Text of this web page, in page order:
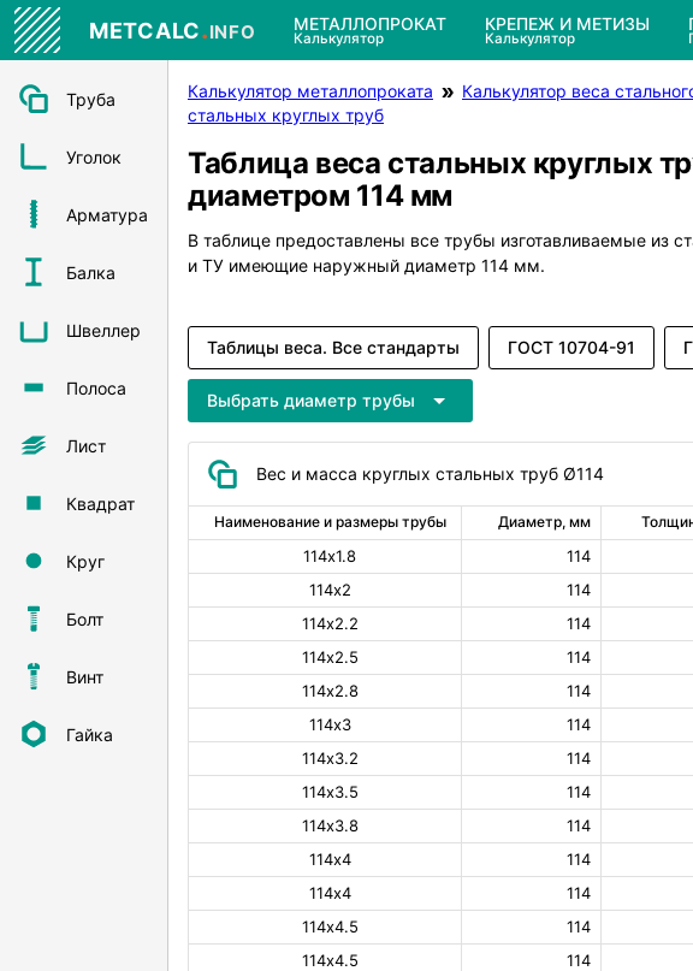
METCALC.INFO МЕТАЛЛОПРОКАТ
Калькулятор
КРЕПЕЖ И МЕТИЗЫ
Калькулятор
Труба
Уголок
Арматура
Балка
Швеллер
Полоса
Лист
Квадрат
Круг
Болт
Винт
Гайка
Калькулятор металлопроката Калькулятор веса
стальных круглых труб
Таблица веса стальных круглых
диаметром 114 мм
В таблице предоставлены все трубы изготавливаемые из
и ТУ имеющие наружный диаметр 114 мм.
Таблицы веса. Все стандарты ГОСТ 10704-91
Выбрать диаметр трубы
Вес и масса круглых стальных труб Ø114
Наименование и размеры трубы Диаметр, мм
114х1.8 114
114х2
114
114х2.2
114
114х2.5
114
114х2.8
114
114х3
114
114х3.2
114
114х3.5
114
114х3.8
114
114х4
114
114х4
114
114х4.5
114
114х4.5
114